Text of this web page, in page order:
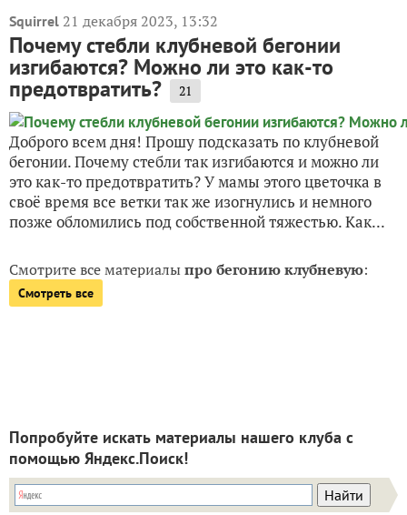
Squirrel 21 декабря 2023, 13:32
Почему стебли клубневой бегонии
изгибаются? Можно ли это как-то
предотвратить? 21
Доброго всем дня! Прошу подсказать по клубневой
бегонии. Почему стебли так изгибаются и можно ли
это как-то предотвратить? У мамы этого цветочка в
своё время все ветки так же изогнулись и немного
позже обломились под собственной тяжестью. Как...
Смотрите все материалыпро бегонию клубневую:
Смотреть все
Попробуйте искать материалы нашего клуба с
помощью Яндекс.Поиск!